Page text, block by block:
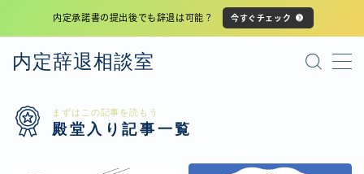
内定承諾書の提出後でも辞退は可能？ 今すぐチェック
内定辞退相談室
MENU
プライバシーポリシー
まずはこの記事を読もう
殿堂入り記事一覧